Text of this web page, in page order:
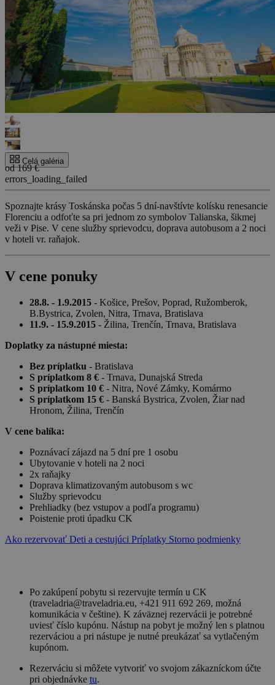
Celá galéria
od 169 €
errors_loading_failed
Spoznajte krásy Toskánska počas 5 dní-navštívte kolísku renesancie
Florenciu a odfoťte sa pri jednom zo symbolov Talianska, šikmej
veži v Pise. V cene služby sprievodcu, doprava autobusom a 2 noci
v hoteli vr. raňajok.
V cene ponuky
28.8. - 1.9.2015 - Košice, Prešov, Poprad, Ružomberok,
B.Bystrica, Zvolen, Nitra, Trnava, Bratislava
11.9. - 15.9.2015 - Žilina, Trenčín, Trnava, Bratislava
Doplatky za nástupné miesta:
Bez príplatku - Bratislava
S príplatkom 8 € - Trnava, Dunajská Streda
S príplatkom 10 € - Nitra, Nové Zámky, Komármo
S príplatkom 15 € - Banská Bystrica, Zvolen, Žiar nad
Hronom, Žilina, Trenčín
V cene balíka:
Poznávací zájazd na 5 dní pre 1 osobu
Ubytovanie v hoteli na 2 noci
2x raňajky
Doprava klimatizovaným autobusom s wc
Služby sprievodcu
Prehliadky (bez vstupov a podľa programu)
Poistenie proti úpadku CK
Ako rezervovať Deti a cestujúci Príplatky Storno podmienky
Po zakúpení pobytu si rezervujte termín u CK
(traveladria@traveladria.eu, +421 911 692 269, možná
komunikácia v češtine). K záväznej rezervácii je potrebné
uviesť číslo kupónu. Nástup na pobyt je možný len s platnou
rezerváciou a pri nástupe je nutné preukázať sa vytlačeným
kupónom.
Rezerváciu si môžete vytvoriť vo svojom zákazníckom účte
pri objednávke tu.